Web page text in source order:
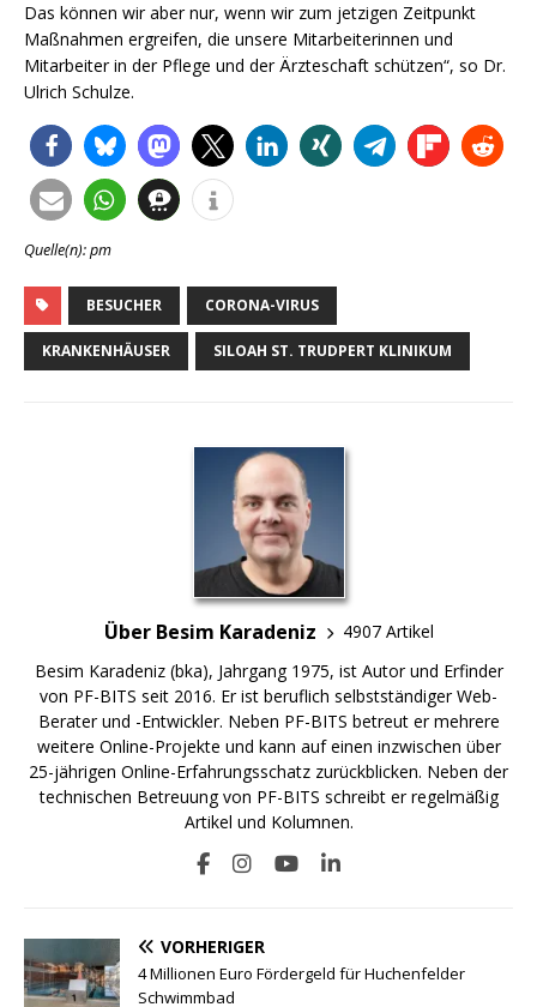
Das können wir aber nur, wenn wir zum jetzigen Zeitpunkt
Maßnahmen ergreifen, die unsere Mitarbeiterinnen und
Mitarbeiter in der Pflege und der Ärzteschaft schützen“, so Dr.
Ulrich Schulze.
Quelle(n): pm
BESUCHER CORONA-VIRUS
KRANKENHÄUSER SILOAH ST. TRUDPERT KLINIKUM
Über Besim Karadeniz
4907 Artikel
Besim Karadeniz (bka), Jahrgang 1975, ist Autor und Erfinder
von PF-BITS seit 2016. Er ist beruflich selbstständiger Web-
Berater und -Entwickler. Neben PF-BITS betreut er mehrere
weitere Online-Projekte und kann auf einen inzwischen über
25-jährigen Online-Erfahrungsschatz zurückblicken. Neben der
technischen Betreuung von PF-BITS schreibt er regelmäßig
Artikel und Kolumnen.
VORHERIGER
4 Millionen Euro Fördergeld für Huchenfelder
Schwimmbad